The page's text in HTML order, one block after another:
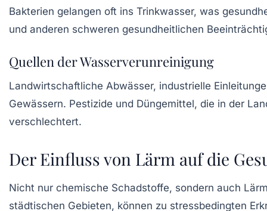
Bakterien gelangen oft ins Trinkwasser, was
und anderen schweren gesundheitlichen
Quellen der Wasserverunreinigung
Landwirtschaftliche Abwässer, industrielle
Gewässern. Pestizide und Düngemittel, die in der
verschlechtert.
Der Einfluss von Lärm auf die
Nicht nur chemische Schadstoffe, sondern auch
städtischen Gebieten, können zu stressbedingten